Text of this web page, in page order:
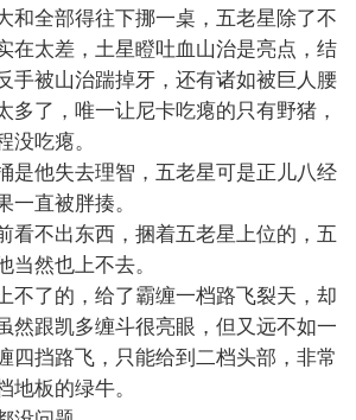
和全部得往下挪一桌，五老星除了不
在太差，土星瞪吐血山治是亮点，结
手被山治踹掉牙，还有诸如被巨人腰
多了，唯一让尼卡吃瘪的只有野猪，
没吃瘪。
是他失去理智，五老星可是正儿八经
一直被胖揍。
看不出东西，捆着五老星上位的，五
当然也上不去。
不了的，给了霸缠一档路飞裂天，却
然跟凯多缠斗很亮眼，但又远不如一
四挡路飞，只能给到二档头部，非常
地板的绿牛。